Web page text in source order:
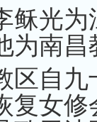
光为
为南昌
自九
复女修